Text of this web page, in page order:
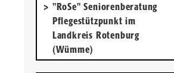
"RoSe" Seniorenberatung
Pflegestützpunkt im
Landkreis Rotenburg
(Wümme)